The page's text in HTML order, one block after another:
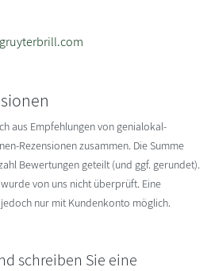
aus Empfehlungen von genialokal-
Rezensionen zusammen. Die Summe
Bewertungen geteilt (und ggf. gerundet).
von uns nicht überprüft. Eine
nur mit Kundenkonto möglich.
schreiben Sie eine